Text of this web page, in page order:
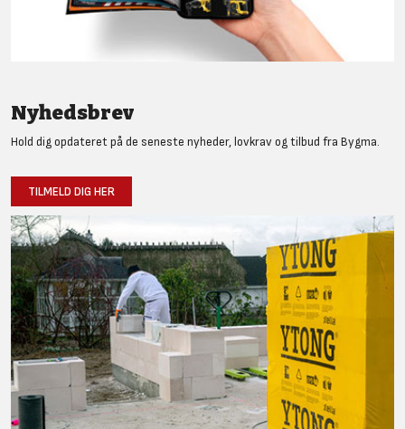
Nyhedsbrev
Hold dig opdateret på de seneste nyheder, lovkrav og tilbud fra Bygma.
TILMELD DIG HER